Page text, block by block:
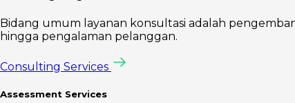
Bidang umum layanan konsultasi adalah
hingga pengalaman pelanggan.
Consulting Services
Assessment Services